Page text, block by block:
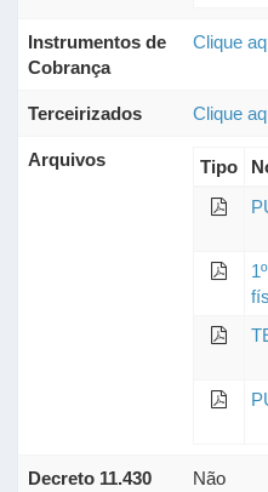
Instrumentos de
Cobrança
Clique
Terceirizados Clique
Arquivos Tipo
Decreto 11.430 Não